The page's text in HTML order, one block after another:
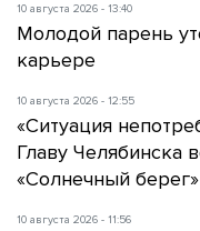
10 августа 2026 - 13:40
Молодой парень
карьере
10 августа 2026 - 12:55
«Ситуация
Главу Челябинска
«Солнечный берег»
10 августа 2026 - 11:56